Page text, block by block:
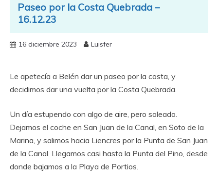
Paseo por la Costa Quebrada –
16.12.23
16 diciembre 2023 Luisfer
Le apetecía a Belén dar un paseo por la costa, y
decidimos dar una vuelta por la Costa Quebrada.
Un día estupendo con algo de aire, pero soleado.
Dejamos el coche en San Juan de la Canal, en Soto de la
Marina, y salimos hacia Liencres por la Punta de San Juan
de la Canal. Llegamos casi hasta la Punta del Pino, desde
donde bajamos a la Playa de Portios.